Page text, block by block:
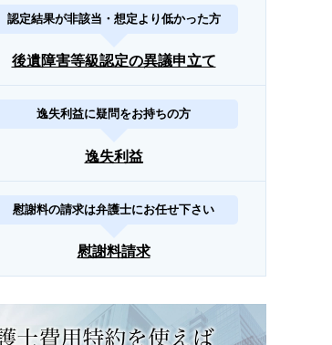
認定結果が非該当・想定より低かった方
後遺障害等級認定の異議申立て
逸失利益に疑問をお持ちの方
逸失利益
慰謝料の請求は弁護士にお任せ下さい
慰謝料請求